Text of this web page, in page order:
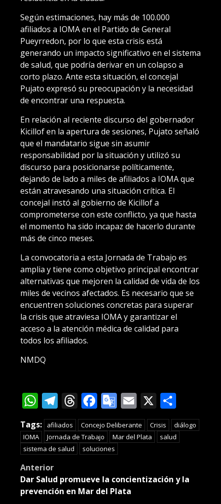
Según estimaciones, hay más de 100.000
afiliados a IOMA en el Partido de General
Pueyrredon, por lo que esta crisis está
generando un impacto significativo en el sistema
de salud, que podría derivar en un colapso a
corto plazo. Ante esta situación, el concejal
Pujato expresó su preocupación y la necesidad
de encontrar una respuesta.
En relación al reciente discurso del gobernador
Kicillof en la apertura de sesiones, Pujato señaló
que el mandatario sigue sin asumir
responsabilidad por la situación y utilizó su
discurso para posicionarse políticamente,
dejando de lado a miles de afiliados a IOMA que
están atravesando una situación crítica. El
concejal instó al gobierno de Kicillof a
comprometerse con este conflicto, ya que hasta
el momento ha sido incapaz de hacerlo durante
más de cinco meses.
La convocatoria a esta Jornada de Trabajo es
amplia y tiene como objetivo principal encontrar
alternativas que mejoren la calidad de vida de los
miles de vecinos afectados. Es necesario que se
encuentren soluciones concretas para superar
la crisis que atraviesa IOMA y garantizar el
acceso a la atención médica de calidad para
todos los afiliados.
NMDQ
WhatsApp
Telegram
Threads
Facebook
Google
Translate
Email
X
Tags: afiliados Concejo Deliberante Crisis
diálogo
IOMA
Jornada de Trabajo Mar del Plata
salud
sistema de salud
soluciones
Post
navigation
Anterior
Dar Salud promueve la concientización y la
prevención en Mar del Plata